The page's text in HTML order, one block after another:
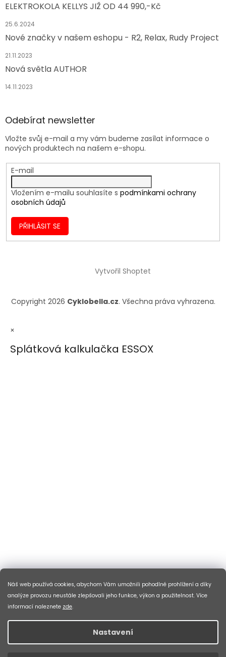
Náš web používá cookies, abychom Vám umožnili pohodlné prohlížení a díky
analýze provozu neustále zlepšovali jeho funkce, výkon a použitelnost. Více
informací naleznete zde.
Nastavení
ELEKTROKOLA KELLYS JIŽ OD 44 990,-Kč
25.6.2024
Nové značky v našem eshopu - R2, Relax, Rudy Project
21.11.2023
Nová světla AUTHOR
14.11.2023
Odebírat newsletter
Vložte svůj e-mail a my vám budeme zasílat informace o
nových produktech na našem e-shopu.
E-mail
Vložením e-mailu souhlasíte s podmínkami ochrany
osobních údajů
PŘIHLÁSIT SE
Vytvořil Shoptet
Copyright 2026 Cyklobella.cz. Všechna práva vyhrazena.
×
Splátková kalkulačka ESSOX